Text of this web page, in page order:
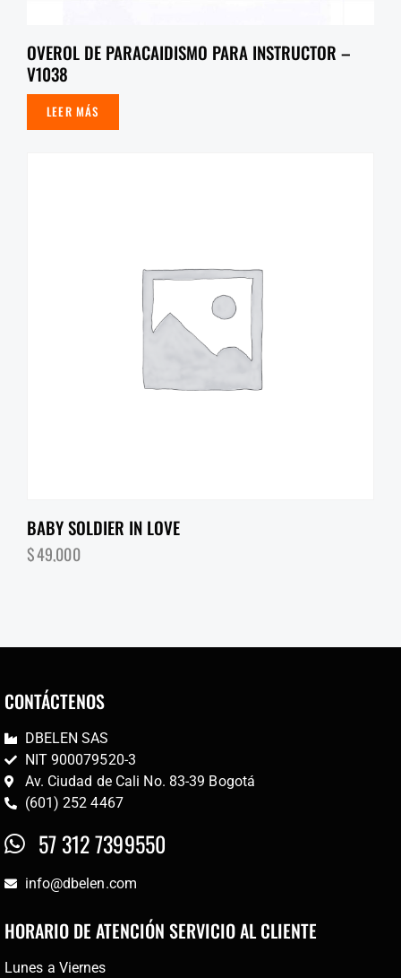
OVEROL DE PARACAIDISMO PARA INSTRUCTOR –
V1038
LEER MÁS
BABY SOLDIER IN LOVE
$49,000
CONTÁCTENOS
DBELEN SAS
NIT 900079520-3
Av. Ciudad de Cali No. 83-39 Bogotá
(601) 252 4467
57 312 7399550
info@dbelen.com
HORARIO DE ATENCIÓN SERVICIO AL CLIENTE
Lunes a Viernes